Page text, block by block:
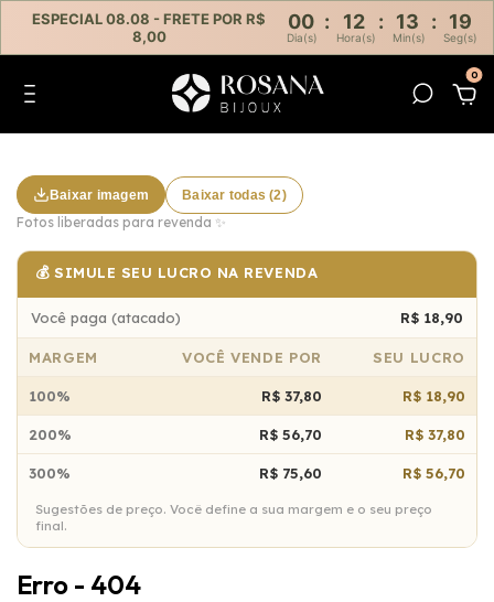
ESPECIAL 08.08 - FRETE POR R$
8,00
00 : 12 : 13 : 19
Dia(s) Hora(s) Min(s) Seg(s)
0
Baixar imagem Baixar todas (2)
Fotos liberadas para revenda ✨
💰 SIMULE SEU LUCRO NA REVENDA
Você paga (atacado) R$ 18,90
MARGEM VOCÊ VENDE POR SEU LUCRO
100% R$ 37,80 R$ 18,90
200% R$ 56,70 R$ 37,80
300% R$ 75,60 R$ 56,70
Sugestões de preço. Você define a sua margem e o seu preço
final.
Erro - 404